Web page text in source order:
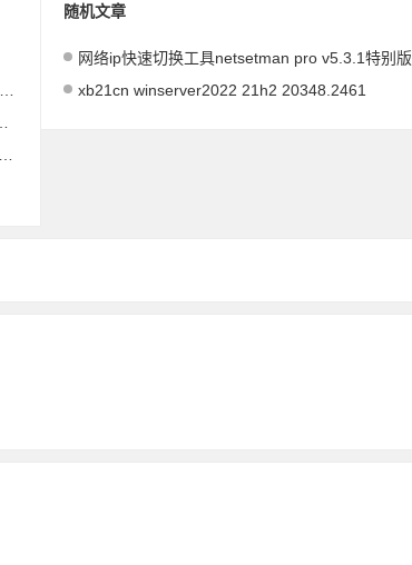
随机文章
网络ip快速切换工具netsetman pro v5.3.1特别版
xb21cn winserver2022 21h2 20348.2461